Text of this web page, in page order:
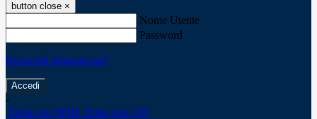
button close ×
Nome Utente
Password
Password dimenticata?
-
Entra con SPID Entra con CIE